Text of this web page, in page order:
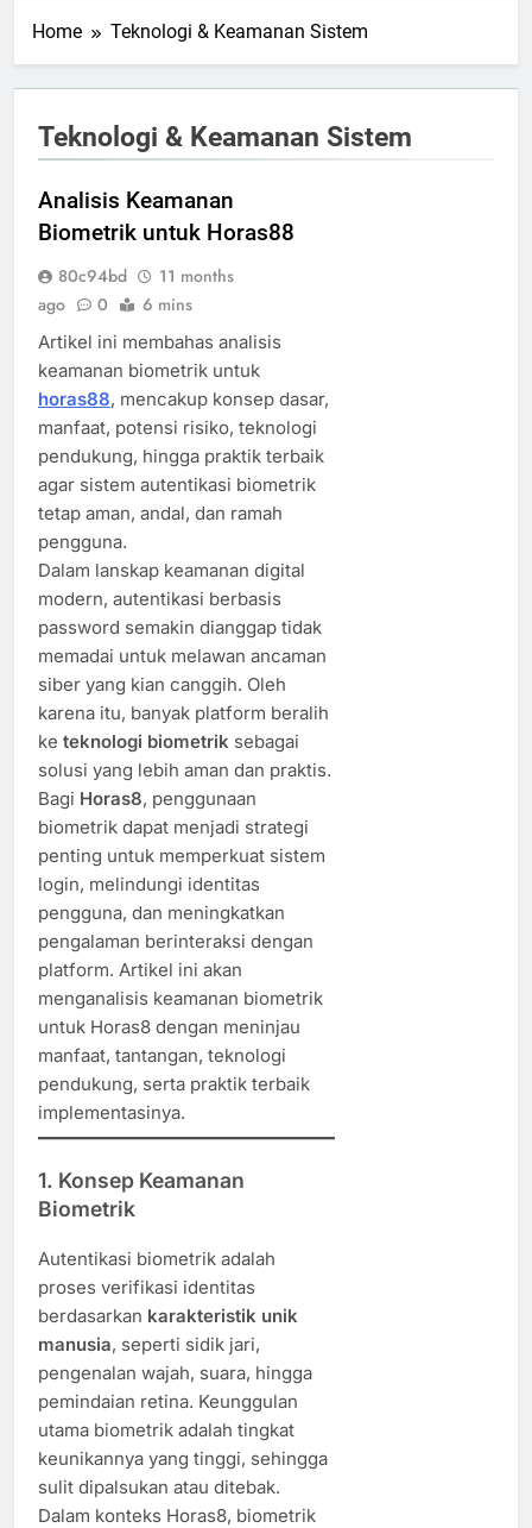
Home Teknologi & Keamanan Sistem
Teknologi & Keamanan Sistem
Analisis Keamanan
Biometrik untuk Horas88
80c94bd
11 months
ago
0 6 mins
Artikel ini membahas analisis
keamanan biometrik untuk
horas88, mencakup konsep dasar,
manfaat, potensi risiko, teknologi
pendukung, hingga praktik terbaik
agar sistem autentikasi biometrik
tetap aman, andal, dan ramah
pengguna.
Dalam lanskap keamanan digital
modern, autentikasi berbasis
password semakin dianggap tidak
memadai untuk melawan ancaman
siber yang kian canggih. Oleh
karena itu, banyak platform beralih
ke teknologi biometrik sebagai
solusi yang lebih aman dan praktis.
Bagi Horas8, penggunaan
biometrik dapat menjadi strategi
penting untuk memperkuat sistem
login, melindungi identitas
pengguna, dan meningkatkan
pengalaman berinteraksi dengan
platform. Artikel ini akan
menganalisis keamanan biometrik
untuk Horas8 dengan meninjau
manfaat, tantangan, teknologi
pendukung, serta praktik terbaik
implementasinya.
1. Konsep Keamanan
Biometrik
Autentikasi biometrik adalah
proses verifikasi identitas
berdasarkan karakteristik unik
manusia, seperti sidik jari,
pengenalan wajah, suara, hingga
pemindaian retina. Keunggulan
utama biometrik adalah tingkat
keunikannya yang tinggi, sehingga
sulit dipalsukan atau ditebak.
Dalam konteks Horas8, biometrik